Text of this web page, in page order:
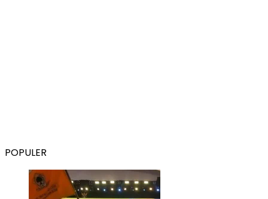
POPULER